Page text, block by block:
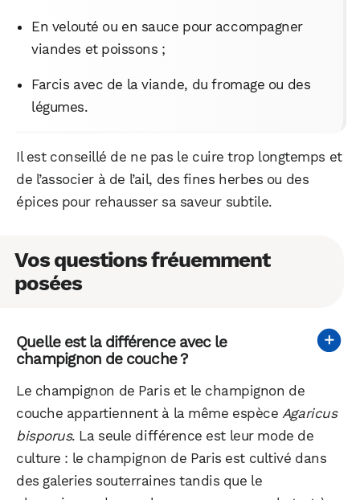
En velouté ou en sauce pour accompagner
viandes et poissons ;
Farcis avec de la viande, du fromage ou des
légumes.
Il est conseillé de ne pas le cuire trop longtemps et
de l’associer à de l’ail, des fines herbes ou des
épices pour rehausser sa saveur subtile.
Vos questions fréuemment
posées
Quelle est la différence avec le
champignon de couche ?
Le champignon de Paris et le champignon de
couche appartiennent à la même espèce Agaricus
bisporus. La seule différence est leur mode de
culture : le champignon de Paris est cultivé dans
des galeries souterraines tandis que le